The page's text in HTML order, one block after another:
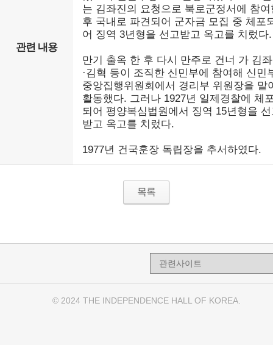
관련 내용
는 김좌진의 요청으로 북로군정서에 참여
후 국내로 파견되어 군자금 모집 중 체포
어 징역 3년형을 선고받고 옥고를 치렀다.
만기 출옥 한 후 다시 만주로 건너 가 김
·김혁 등이 조직한 신민부에 참여해 신민
중앙집행위원회에서 경리부 위원장을 맡
활동했다. 그러나 1927년 일제경찰에 체
되어 평양복심법원에서 징역 15년형을
받고 옥고를 치렀다.
1977년 건국훈장 독립장을 추서하였다.
목록
© 2024 THE INDEPENDENCE HALL OF KOREA.